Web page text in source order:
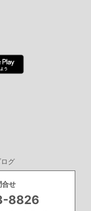
グ
合せ
8826